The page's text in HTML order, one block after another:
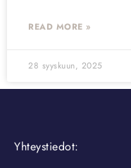
READ MORE »
28 syyskuun, 2025
Yhteystiedot: